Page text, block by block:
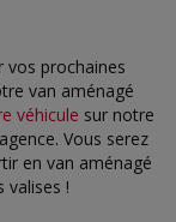
vos prochaines
van aménagé
véhicule sur notre
Vous serez
en van aménagé
valises !